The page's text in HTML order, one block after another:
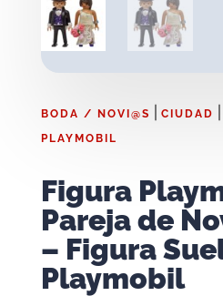
BODA / NOVI@S CIUDAD
PLAYMOBIL
Figura
Pareja de
– Figura
Playmobil